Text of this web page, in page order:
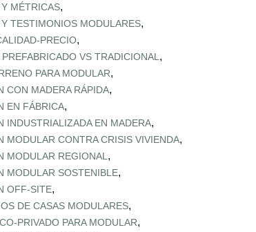
MÉTRICAS,
TESTIMONIOS MODULARES,
,
VS TRADICIONAL ,
PARA MODULAR,
CON MADERA RÁPIDA,
EN FÁBRICA,
INDUSTRIALIZADA EN MADERA,
MODULAR CONTRA CRISIS VIVIENDA,
MODULAR REGIONAL ,
MODULAR SOSTENIBLE,
OFF‑SITE,
DE CASAS MODULARES,
PARA MODULAR,